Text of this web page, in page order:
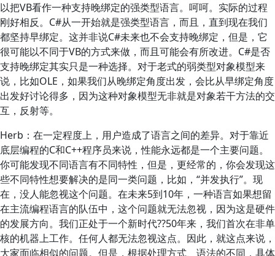
以把VB看作一种支持晚绑定的强类型语言。呵呵。实际的过程
刚好相反。C#从一开始就是强类型语言，而且，直到现在我们
都坚持早绑定。这并非说C#未来也不会支持晚绑定，但是，它
很可能以不同于VB的方式来做，而且可能会有所改进。C#是否
支持晚绑定其实只是一种选择。对于老式的弱类型对象模型来
说，比如OLE，如果我们从晚绑定角度出发，会比从早绑定角度
出发好讨论得多，因为这种对象模型无非就是对象若干方法的交
互，反射等。
Herb：在一定程度上，用户造成了语言之间的差异。对于靠近
底层编程的C和C++程序员来说，性能永远都是一个主要问题。
你可能发现不同语言有不同特性，但是，更经常的，你会发现这
些不同特性想要解决的是同一类问题，比如，“并发执行”。现
在，没人能忽视这个问题。在未来5到10年，一种语言如果想留
在主流编程语言的队伍中，这个问题就无法忽视，因为这是硬件
的发展方向。我们正处于一个新时代??50年来，我们首次在非单
核的机器上工作。任何人都无法忽视这点。因此，就这点来说，
大家面临相似的问题。但是，根据处理方式、语法的不同，具体